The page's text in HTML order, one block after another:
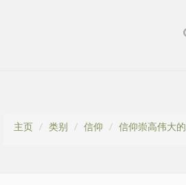
主页
类别 信仰 信仰崇高伟大